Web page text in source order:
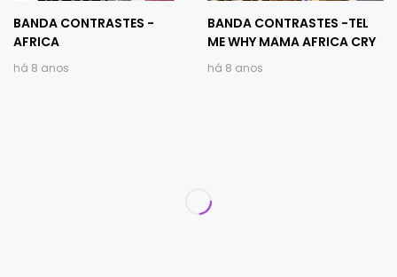
BANDA CONTRASTES -
AFRICA
há 8 anos
BANDA CONTRASTES -TEL
ME WHY MAMA AFRICA CRY
há 8 anos